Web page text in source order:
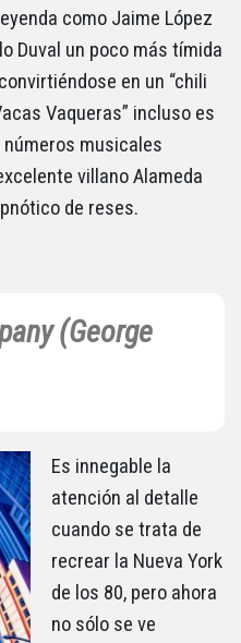
como Jaime López
Duval un poco más tímida
en un “chili
Vaqueras” incluso es
musicales
villano Alameda
de reses.
(George
Es innegable la
atención al detalle
cuando se trata de
recrear la Nueva York
de los 80, pero ahora
no sólo se ve